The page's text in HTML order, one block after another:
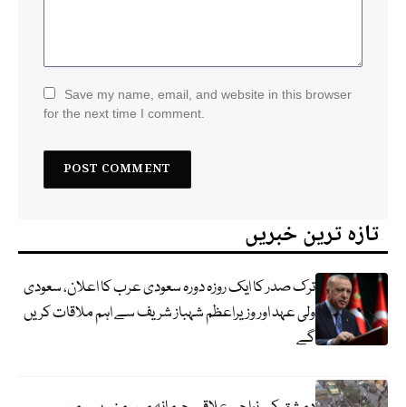
Save my name, email, and website in this browser
for the next time I comment.
تازہ ترین خبریں
ترک صدر کا ایک روزہ دورہ سعودی عرب کا اعلان، سعودی
ولی عہد اور وزیراعظم شہباز شریف سے اہم ملاقات کریں
گے